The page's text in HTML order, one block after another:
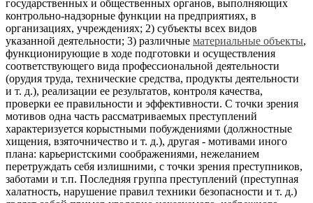
государственных и общественных органов, выполняющих
контрольно-надзорные функции на предприятиях, в
организациях, учреждениях; 2) субъекты всех видов
указанной деятельности; 3) различные материальные объекты,
функционирующие в ходе подготовки и осуществления
соответствующего вида профессиональной деятельности
(орудия труда, технические средства, продукты деятельности
и т. д.), реализации ее результатов, контроля качества,
проверки ее правильности и эффективности. С точки зрения
мотивов одна часть рассматриваемых преступлений
характеризуется корыстными побуждениями (должностные
хищения, взяточничество и т. д.), другая - мотивами иного
плана: карьеристскими соображениями, нежеланием
перетруждать себя излишними, с точки зрения преступников,
заботами и т.п. Последняя группа преступлений (преступная
халатность, нарушение правил техники безопасности и т. д.)